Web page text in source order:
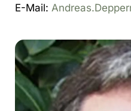
E-Mail: